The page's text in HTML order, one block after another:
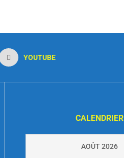
YOUTUBE
CALENDRIER
AOÛT 2026